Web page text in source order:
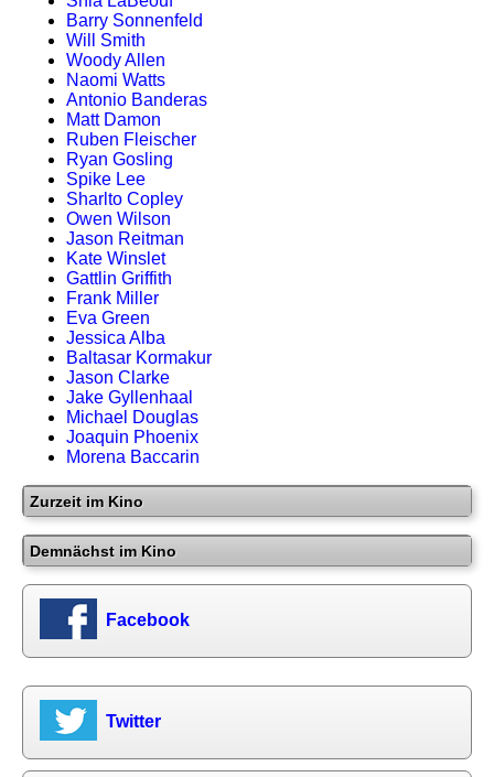
Barry Sonnenfeld
Will Smith
Woody Allen
Naomi Watts
Antonio Banderas
Matt Damon
Ruben Fleischer
Ryan Gosling
Spike Lee
Sharlto Copley
Owen Wilson
Jason Reitman
Kate Winslet
Gattlin Griffith
Frank Miller
Eva Green
Jessica Alba
Baltasar Kormakur
Jason Clarke
Jake Gyllenhaal
Michael Douglas
Joaquin Phoenix
Morena Baccarin
Zurzeit im Kino
Demnächst im Kino
Facebook
Twitter